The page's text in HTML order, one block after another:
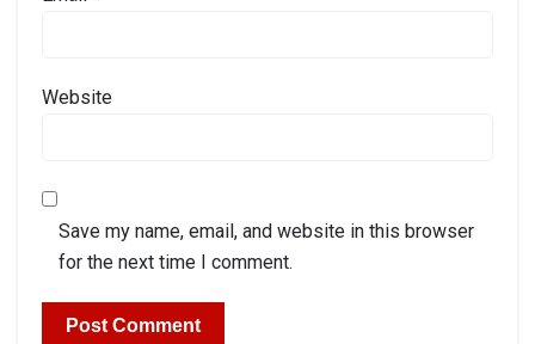
Website
Save my name, email, and website in this browser
for the next time I comment.